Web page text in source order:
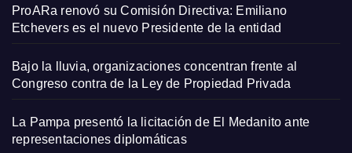
ProARa renovó su Comisión Directiva: Emiliano
Etchevers es el nuevo Presidente de la entidad
Bajo la lluvia, organizaciones concentran frente al
Congreso contra de la Ley de Propiedad Privada
La Pampa presentó la licitación de El Medanito ante
representaciones diplomáticas